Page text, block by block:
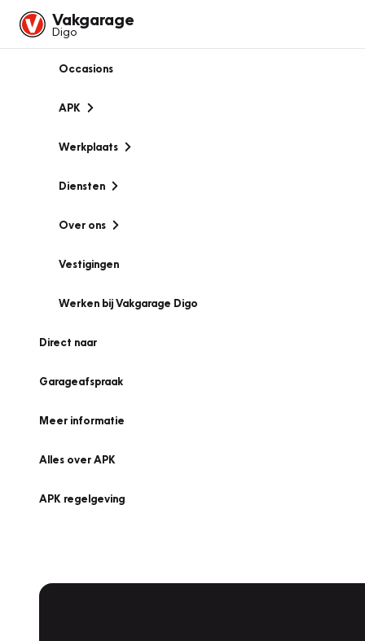
Vakgarage
Digo
Occasions
APK
Werkplaats
Diensten
Over ons
Vestigingen
Werken bij Vakgarage Digo
Direct naar
Garageafspraak
Meer informatie
Alles over APK
APK regelgeving